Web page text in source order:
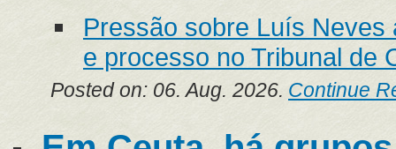
Pressão sobre Luís
e processo no Tribunal de
Posted on: 06. Aug. 2026. Continue